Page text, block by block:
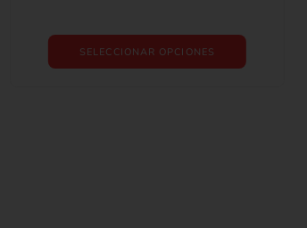
SELECCIONAR OPCIONES